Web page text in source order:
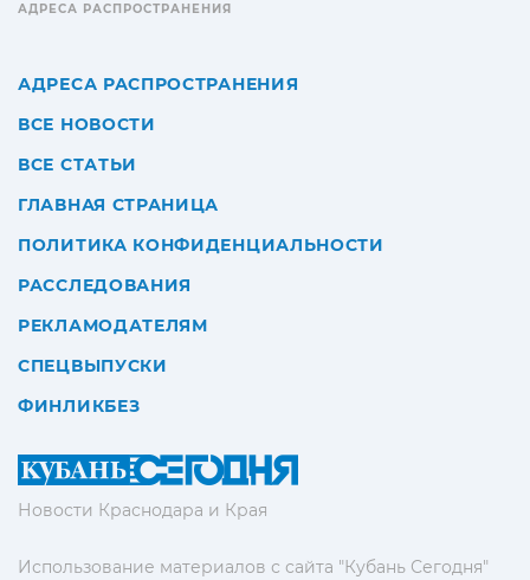
Новости Краснодара и Края
Использование материалов с сайта "Кубань Сегодня"
АДРЕСА РАСПРОСТРАНЕНИЯ
АДРЕСА РАСПРОСТРАНЕНИЯ
ВСЕ НОВОСТИ
ВСЕ СТАТЬИ
ГЛАВНАЯ СТРАНИЦА
ПОЛИТИКА КОНФИДЕНЦИАЛЬНОСТИ
РАССЛЕДОВАНИЯ
РЕКЛАМОДАТЕЛЯМ
СПЕЦВЫПУСКИ
ФИНЛИКБЕЗ